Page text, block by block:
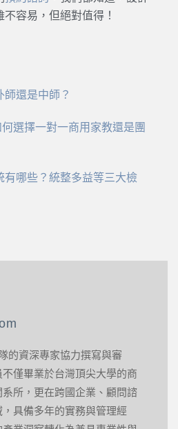
容易，但絕對值得！
還是中師？
選擇一對一商用家教還是團
有哪些？統整多益等三大檢
的資深專家協力撰寫與審
僅畢業於台灣頂尖大學的商
所，更在跨國企業、顧問諮
具備多年的實務與管理經